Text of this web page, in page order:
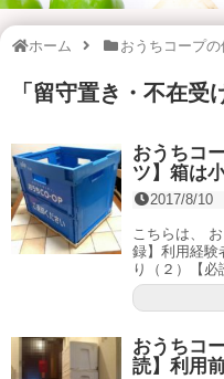
ホーム おうちコープの
「 留守置き・不在受
おうちコ
ツ】箱は
2017/8/10
こちらは、
録】利用経験
り（２）【必
おうちコ
読】利用